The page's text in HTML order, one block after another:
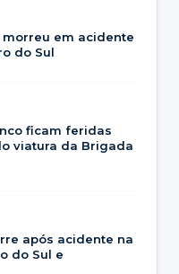
em acidente
do Sul
ficam feridas
viatura da Brigada
após acidente na
do Sul e